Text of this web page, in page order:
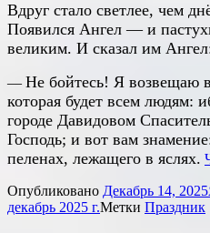
Вдруг стало светлее, чем
Появился Ангел — и
великим. И сказал им
— Не бойтесь! Я возвещаю
которая будет всем людям:
городе Давидовом
Господь; и вот вам
пеленах, лежащего в яслях.
Опубликовано Декабрь 14, 2025
декабрь 2025 г.Метки Праздник